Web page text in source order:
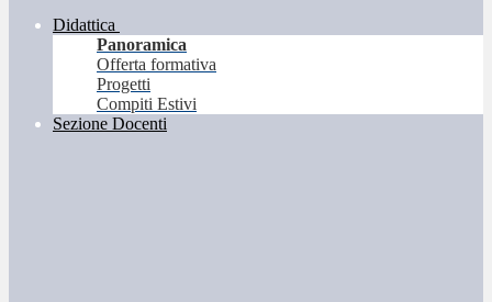
Didattica
Panoramica
Offerta formativa
Progetti
Compiti Estivi
Sezione Docenti